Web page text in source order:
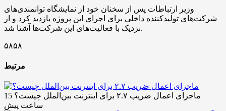
وزیر ارتباطات پس از سخنان خود از نمایشگاه توانمندی‌های
شرکت‌های تولیدکننده داخلی برای اجرای این پروژه بازدید کرد و از
نزدیک با فعالیت‌های این شرکت‌ها آشنا شد.
۵۸۵۸
مرتبط
ماجرای اعمال ضریب ۲.۷ برای اینترنت بین‌الملل چیست؟
15
ساعت پیش